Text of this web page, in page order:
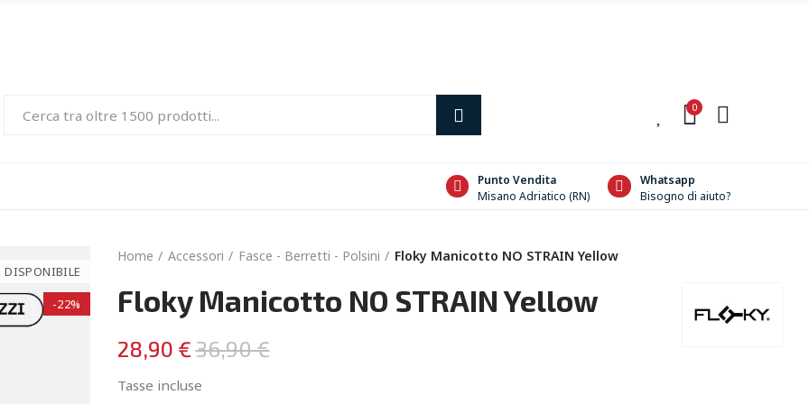
0
Punto Vendita
Misano Adriatico (RN)
Whatsapp
Bisogno di aiuto?
DISPONIBILE
-22%
Home Accessori Fasce - Berretti - Polsini Floky Manicotto NO STRAIN Yellow
Floky Manicotto NO STRAIN Yellow
28,90 €36,90 €
Tasse incluse